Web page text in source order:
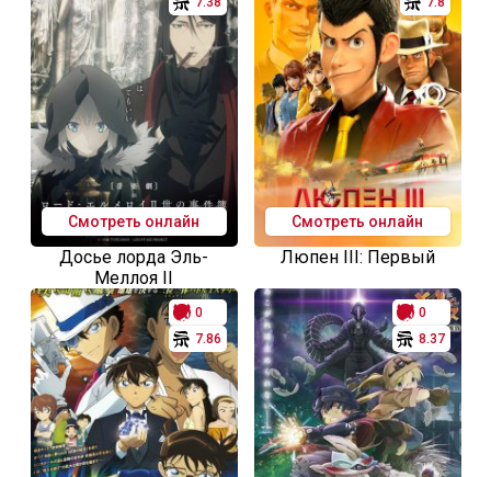
Смотреть онлайн
Досье лорда Эль-
Меллоя II
Смотреть онлайн
Люпен III: Первый
0
7.86
0
8.37